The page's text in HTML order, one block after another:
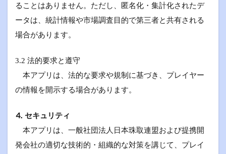
ることはありません。ただし、匿名化・集計化されたデ
ータは、統計情報や市場調査目的で第三者と共有される
場合があります。
3.2 法的要求と遵守
本アプリは、法的な要求や規制に基づき、プレイヤー
の情報を開示する場合があります。
⒋ セキュリティ
本アプリは、一般社団法人日本珠取連盟および提携開
発会社の適切な技術的・組織的な対策を講じて、プレイ